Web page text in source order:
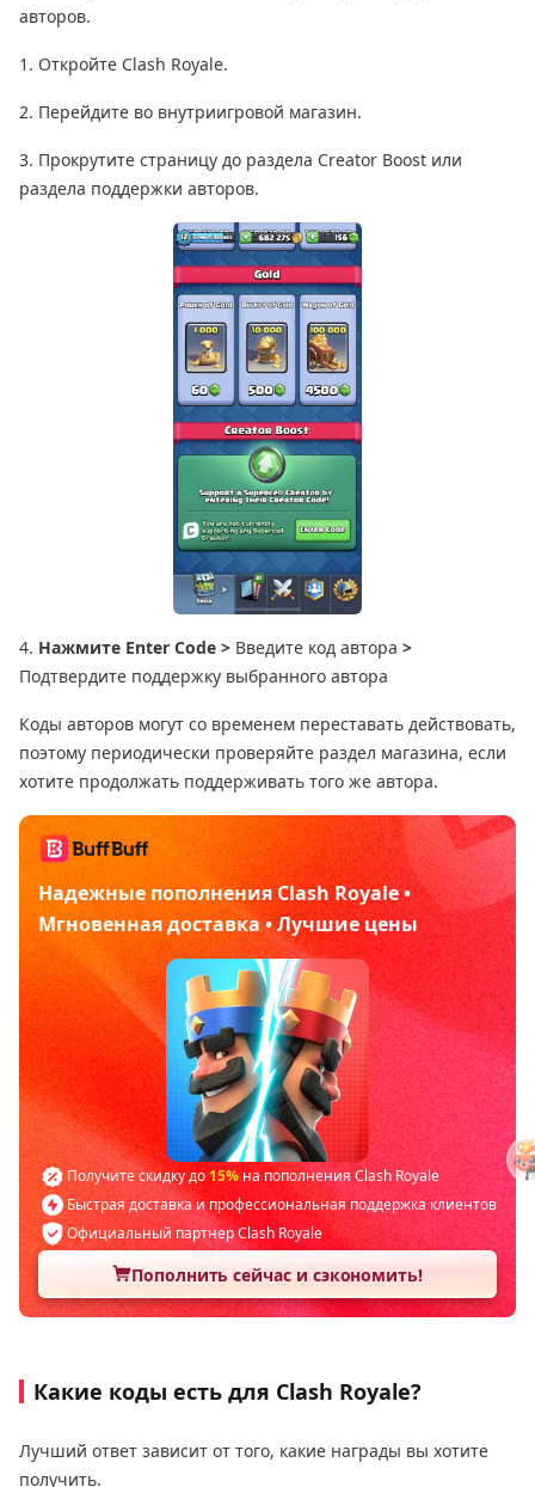
авторов.
1. Откройте Clash Royale.
2. Перейдите во внутриигровой магазин.
3. Прокрутите страницу до раздела Creator Boost или
раздела поддержки авторов.
4. Нажмите Enter Code > Введите код автора >
Подтвердите поддержку выбранного автора
Коды авторов могут со временем переставать действовать,
поэтому периодически проверяйте раздел магазина, если
хотите продолжать поддерживать того же автора.
Надежные пополнения Clash Royale •
Мгновенная доставка • Лучшие цены
Получите скидку до15%на пополнения Clash Royale
Быстрая доставка и профессиональная поддержка клиентов
Официальный партнер Clash Royale
Пополнить сейчас и сэкономить!
Какие коды есть для Clash Royale?
Лучший ответ зависит от того, какие награды вы хотите
получить.